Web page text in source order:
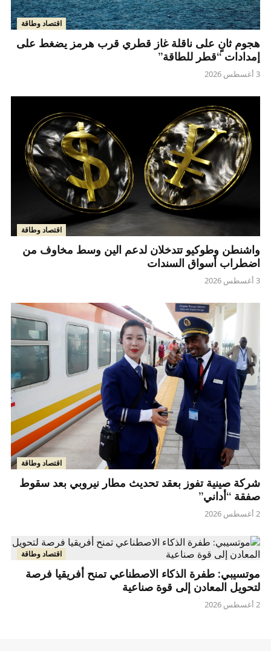
اقتصاد وطاقة
هجوم ثانٍ على ناقلة غاز قطري قرب هرمز يضغط على
إمدادات “قطر للطاقة”
3 أغسطس 2026
اقتصاد وطاقة
واشنطن وطوكيو تتدخلان لدعم الين وسط مخاوف من
اضطراب أسواق السندات
3 أغسطس 2026
اقتصاد وطاقة
شركة صينية تفوز بعقد تحديث مطار نيروبي بعد سقوط
صفقة “أداني”
2 أغسطس 2026
اقتصاد وطاقة
موتسيبي: طفرة الذكاء الاصطناعي تمنح أفريقيا فرصة
لتحويل المعادن إلى قوة صناعية
2 أغسطس 2026